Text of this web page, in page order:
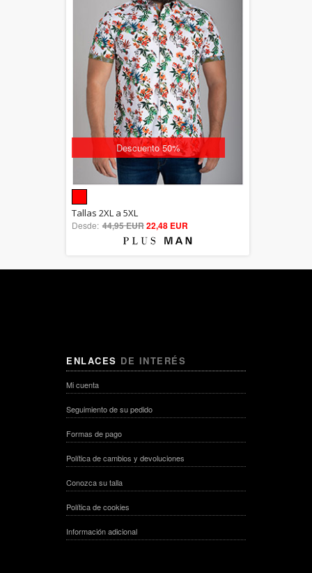
Descuento 50%
5.00
out of 5
Tallas 2XL a 5XL
Desde: 44,95 EUR22,48 EUR
ENLACES DE INTERÉS
Mi cuenta
Seguimiento de su pedido
Formas de pago
Política de cambios y devoluciones
Conozca su talla
Política de cookies
Información adicional